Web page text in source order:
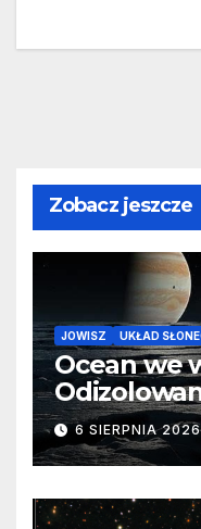
Zobacz jeszcze
JOWISZ UKŁAD
Ocean we
barierę
6 SIERPNIA